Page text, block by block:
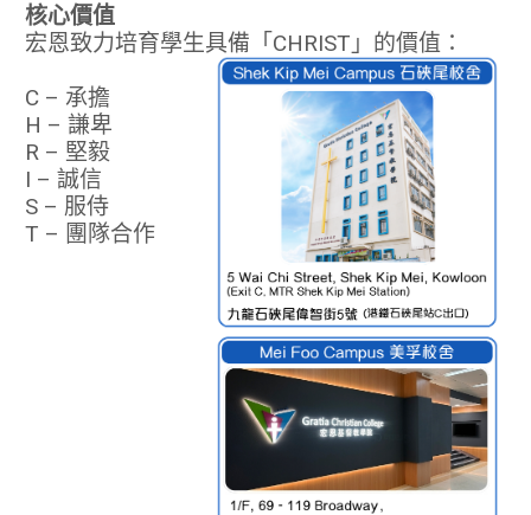
核心價值
宏恩致力培育學生具備「CHRIST」的價值：
C – 承擔
H – 謙卑
R – 堅毅
I – 誠信
S – 服侍
T – 團隊合作